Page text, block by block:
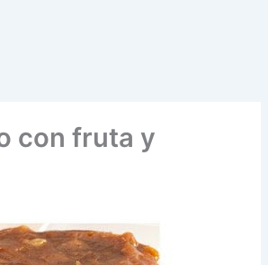
con fruta y